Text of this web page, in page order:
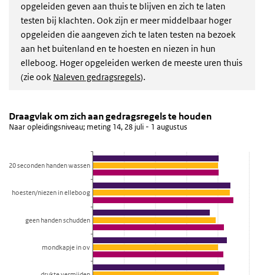
opgeleiden geven aan thuis te blijven en zich te laten
testen bij klachten. Ook zijn er meer middelbaar hoger
opgeleiden die aangeven zich te laten testen na bezoek
aan het buitenland en te hoesten en niezen in hun
elleboog. Hoger opgeleiden werken de meeste uren thuis
(zie ook Naleven gedragsregels).
draagvlak naar opleiding
Sla de grafiek 'Draagvlak om zich aan gedragsregels te houden'
Draagvlak om zich aan gedragsregels te houden
Staaf grafiek met 3 reeksen.
Bekijk als data tabel.
De grafiek heeft 1 X-as die categories weergeeft.
De grafiek heeft 1 Y-as die percentage weergeeft.
Draagvlak om zich aan gedragsregels te houden
Naar opleidingsniveau; meting 14, 28 juli - 1 augustus
20 seconden handen wassen
hoesten/niezen in elleboog
geen handen schudden
mondkapje in ov